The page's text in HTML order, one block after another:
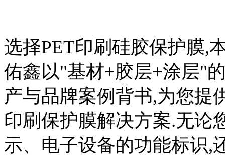
选择PET印刷硅胶保护膜,
佑鑫以"基材+胶层+涂层"
产与品牌案例背书,为您提
印刷保护膜解决方案.无论
示、电子设备的功能标识,